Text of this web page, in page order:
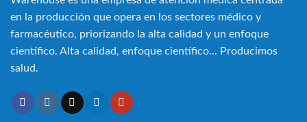
en la producción que opera en los sectores médico y
farmacéutico, priorizando la alta calidad y un enfoque
científico. Alta calidad, enfoque científico... Producimos
salud.